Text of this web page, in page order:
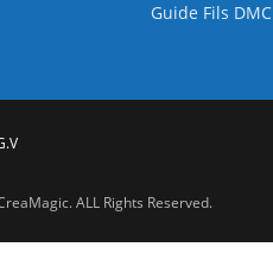
Guide Fils DMC
ALL Rights Reserved.